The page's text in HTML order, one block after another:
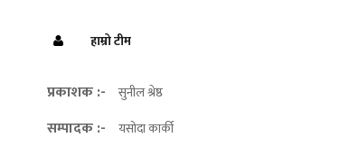
हाम्रो टीम
प्रकाशक :- सुनील श्रेष्ठ
सम्पादक :- यसोदा कार्की